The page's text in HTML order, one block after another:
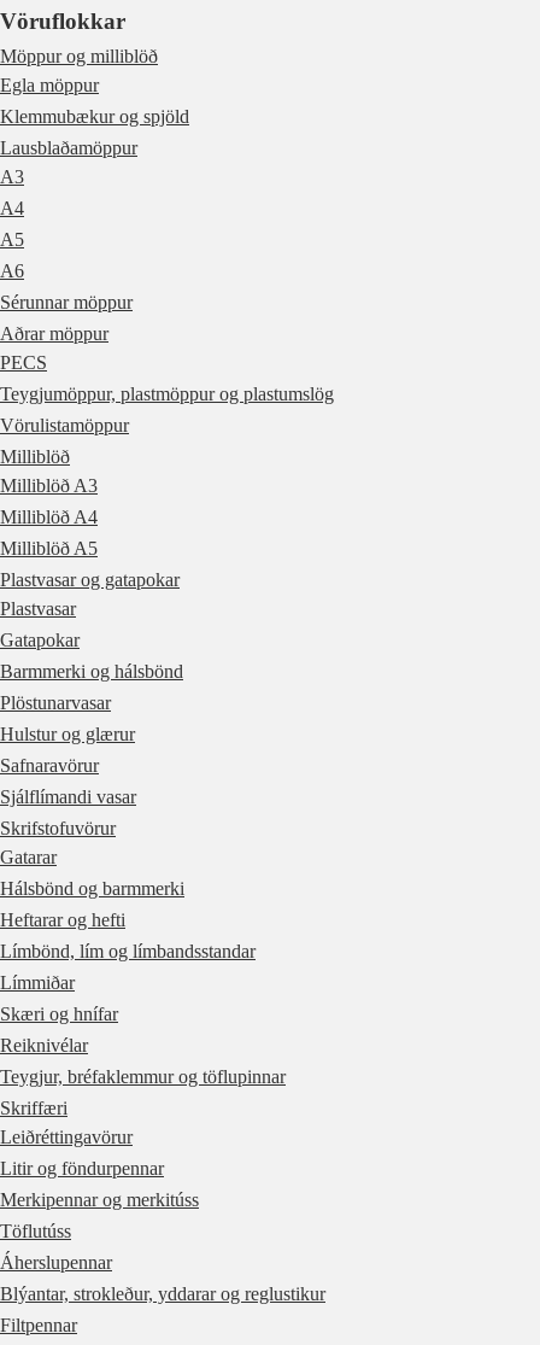
Vöruflokkar
Möppur og milliblöð
Egla möppur
Klemmubækur og spjöld
Lausblaðamöppur
A3
A4
A5
A6
Sérunnar möppur
Aðrar möppur
PECS
Teygjumöppur, plastmöppur og plastumslög
Vörulistamöppur
Milliblöð
Milliblöð A3
Milliblöð A4
Milliblöð A5
Plastvasar og gatapokar
Plastvasar
Gatapokar
Barmmerki og hálsbönd
Plöstunarvasar
Hulstur og glærur
Safnaravörur
Sjálflímandi vasar
Skrifstofuvörur
Gatarar
Hálsbönd og barmmerki
Heftarar og hefti
Límbönd, lím og límbandsstandar
Límmiðar
Skæri og hnífar
Reiknivélar
Teygjur, bréfaklemmur og töflupinnar
Skriffæri
Leiðréttingavörur
Litir og föndurpennar
Merkipennar og merkitúss
Töflutúss
Áherslupennar
Blýantar, strokleður, yddarar og reglustikur
Filtpennar